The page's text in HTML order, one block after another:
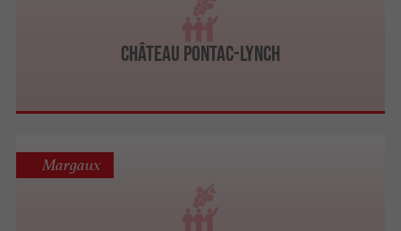
Château Pontac-Lynch
Margaux